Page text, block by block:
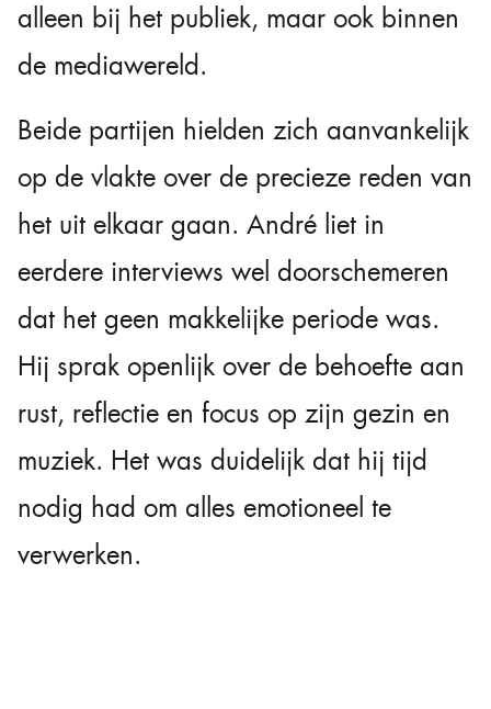
alleen bij het publiek, maar ook binnen
de mediawereld.
Beide partijen hielden zich aanvankelijk
op de vlakte over de precieze reden van
het uit elkaar gaan. André liet in
eerdere interviews wel doorschemeren
dat het geen makkelijke periode was.
Hij sprak openlijk over de behoefte aan
rust, reflectie en focus op zijn gezin en
muziek. Het was duidelijk dat hij tijd
nodig had om alles emotioneel te
verwerken.